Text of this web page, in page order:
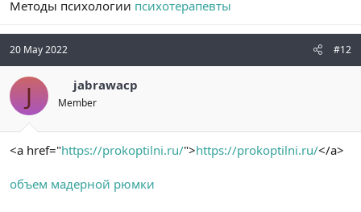
Методы психологии психотерапевты
20 May 2022 #12
J jabrawacp
Member
<a href="https://prokoptilni.ru/">https://prokoptilni.ru/</a>
объем мадерной рюмки